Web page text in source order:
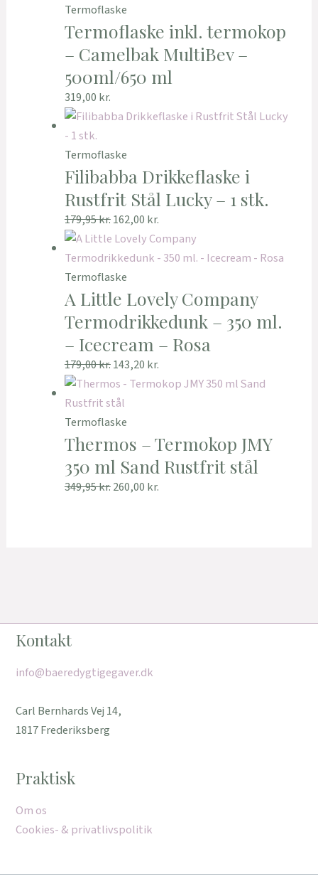
Termoflaske
Termoflaske inkl. termokop
– Camelbak MultiBev –
500ml/650 ml
319,00 kr.
Termoflaske
Filibabba Drikkeflaske i
Rustfrit Stål Lucky – 1 stk.
179,95kr.162,00 kr.
Termoflaske
A Little Lovely Company
Termodrikkedunk – 350 ml.
– Icecream – Rosa
179,00kr.143,20 kr.
Termoflaske
Thermos – Termokop JMY
350 ml Sand Rustfrit stål
349,95kr.260,00 kr.
Kontakt
info@baeredygtigegaver.dk
Carl Bernhards Vej 14,
1817 Frederiksberg
Praktisk
Om os
Cookies- & privatlivspolitik